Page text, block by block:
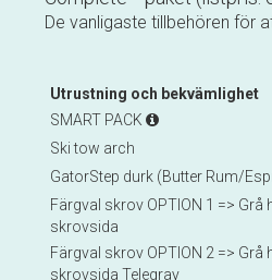
De vanligaste tillbehören för
Utrustning och bekvämlighet
SMART PACK
Ski tow arch
GatorStep durk (Butter Rum/
Färgval skrov OPTION 1 => Grå
skrovsida
Färgval skrov OPTION 2 => Grå
skrovsida Telegray